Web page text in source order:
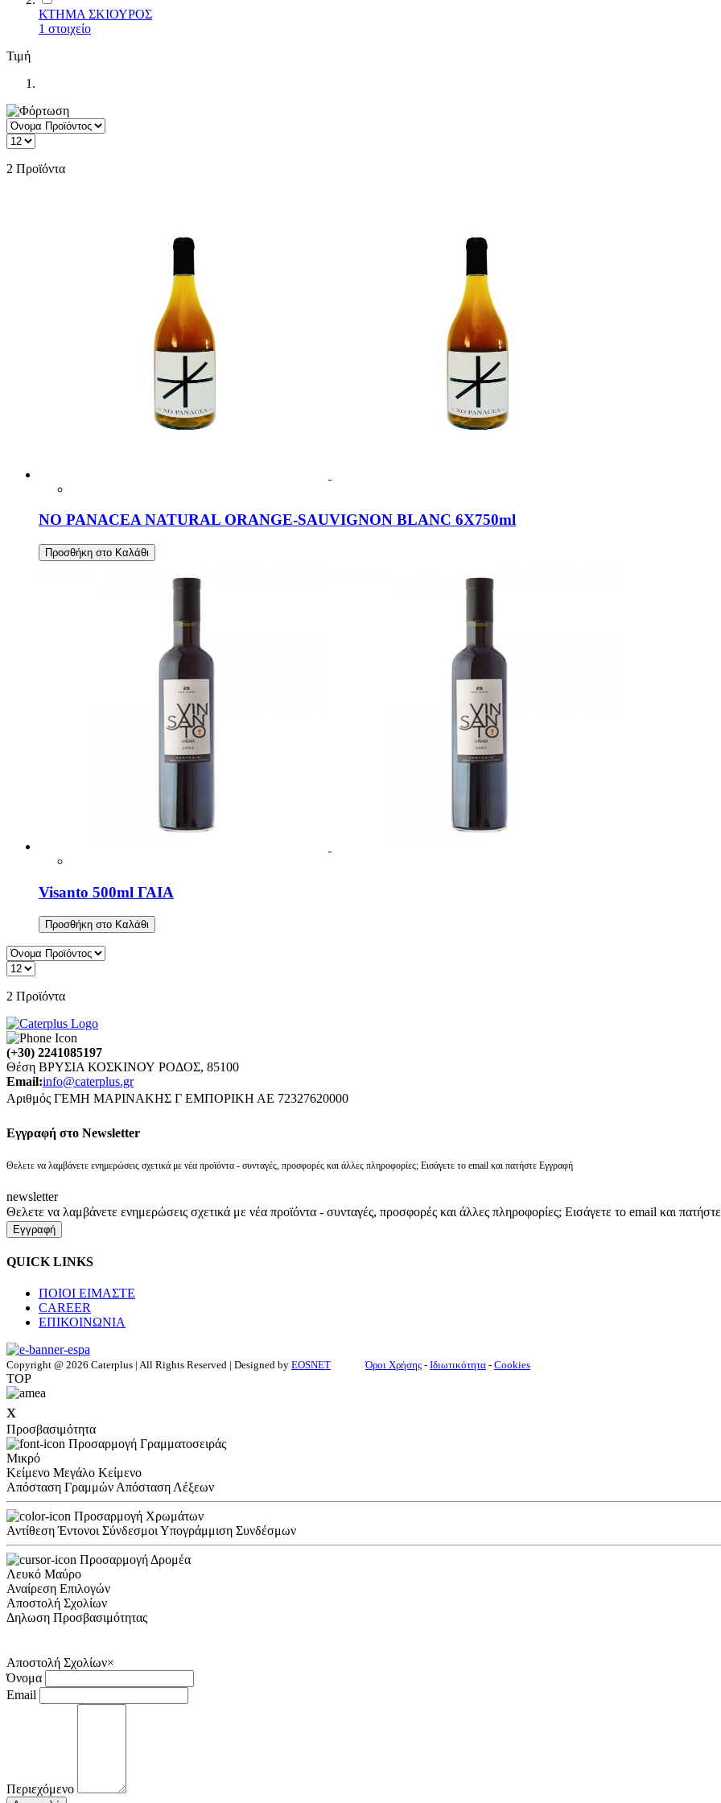
ΚΤΗΜΑ ΣΚΙΟΥΡΟΣ
1 στοιχείο
Τιμή
2 Προϊόντα
NO PANACEA NATURAL ORANGE-SAUVIGNON BLANC 6X750ml
Προσθήκη στο Καλάθι
Visanto 500ml ΓΑΙΑ
Προσθήκη στο Καλάθι
2 Προϊόντα
(+30) 2241085197
Θέση ΒΡΥΣΙΑ ΚΟΣΚΙΝΟΥ ΡΟΔΟΣ, 85100
Email:info@caterplus.gr
Αριθμός ΓΕΜΗ ΜΑΡΙΝΑΚΗΣ Γ ΕΜΠΟΡΙΚΗ ΑΕ 72327620000
Eγγραφή στο Newsletter
Θελετε να λαμβάνετε ενημερώσεις σχετικά με νέα προϊόντα - συνταγές, προσφορές και άλλες πληροφορίες; Εισάγετε το email και πατήστε Εγγραφή
newsletter
Θελετε να λαμβάνετε ενημερώσεις σχετικά με νέα προϊόντα - συνταγές, προσφορές και άλλες πληροφορίες; Εισάγετε το email και
Εγγραφή
QUICK LINKS
ΠΟΙΟΙ ΕΙΜΑΣΤΕ
CAREER
ΕΠΙΚΟΙΝΩΝΙΑ
Copyright @ 2026 Caterplus | All Rights Reserved | Designed by EOSNET Όροι Χρήσης - Ιδιωτικότητα - Cookies
TOP
x
Προσβασιμότητα
Προσαρμογή Γραμματοσειράς
Μικρό
Κείμενο Μεγάλο Κείμενο
Απόσταση ΓραμμώνΑπόσταση Λέξεων
Προσαρμογή Χρωμάτων
Αντίθεση Έντονοι ΣύνδεσμοιΥπογράμμιση Συνδέσμων
Προσαρμογή Δρομέα
Λευκό Μαύρο
Αναίρεση Επιλογών
Αποστολή Σχολίων
Δηλωση Προσβασιμότητας
Αποστολή Σχολίων×
Όνομα
Email
Περιεχόμενο